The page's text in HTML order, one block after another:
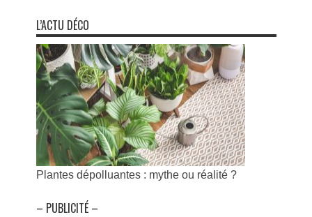
L’ACTU DÉCO
Plantes dépolluantes : mythe ou réalité ?
– PUBLICITÉ –